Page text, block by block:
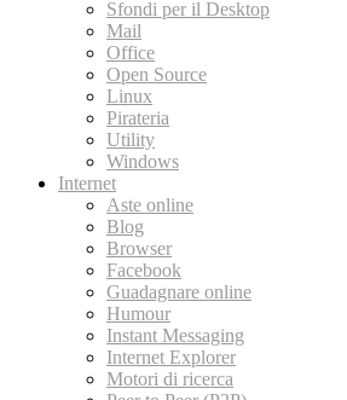
Sfondi per il Desktop
Mail
Office
Open Source
Linux
Pirateria
Utility
Windows
Internet
Aste online
Blog
Browser
Facebook
Guadagnare online
Humour
Instant Messaging
Internet Explorer
Motori di ricerca